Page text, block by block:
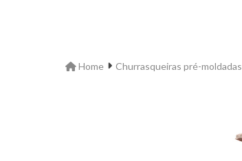
Home Churrasqueiras pré-moldadas